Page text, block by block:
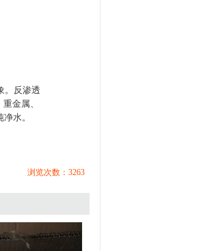
。反渗透
金属、
水。
浏览次数： 3263